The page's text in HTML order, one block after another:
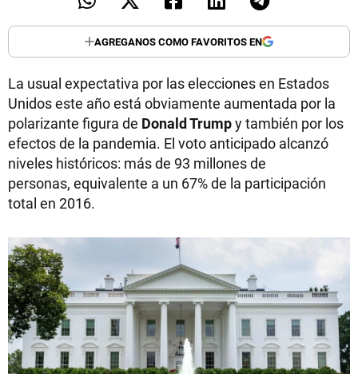
AGREGANOS COMO FAVORITOS EN
La usual expectativa por las elecciones en Estados
Unidos este año está obviamente aumentada por la
polarizante figura de Donald Trumpy también por los
efectos de la pandemia. El voto anticipado alcanzó
niveles históricos: más de 93 millones de
personas, equivalente a un 67% de la participación
total en 2016.